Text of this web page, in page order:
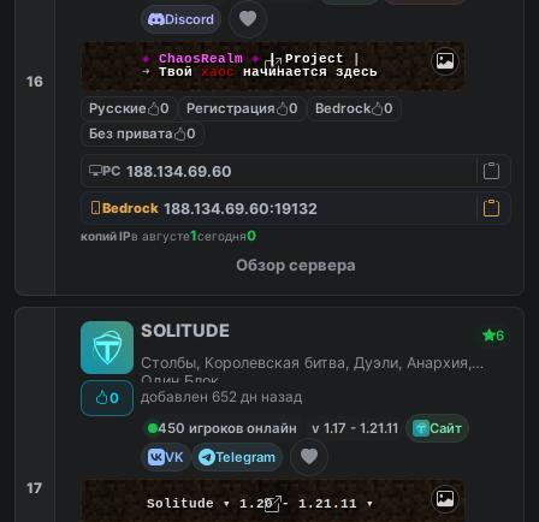
16
Discord
◈ ChaosRealm ◈┃ Project
➜ Твой хаос начинается здесь
Русские 0 Регистрация 0 Bedrock
0
Без привата
0
PC 188.134.69.60
Bedrock 188.134.69.60:19132
копий IPв августе1сегодня0
Обзор сервера
17
0
SOLITUDE 6
Столбы, Королевская битва, Дуэли, Анархия,
Один Блок
добавлен 652 дн назад
450 игроков онлайн
v 1.17 - 1.21.11
Сайт
VK
Telegram
Solitude ▾ 1.20 - 1.21.11 ▾